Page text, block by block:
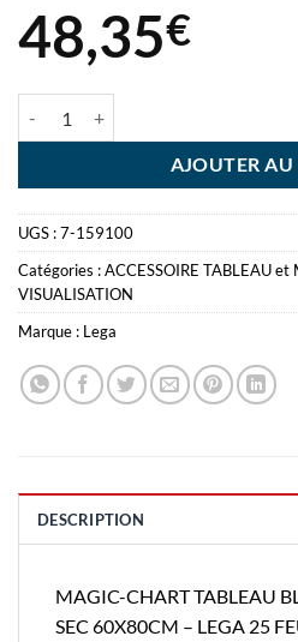
48,35€
AJOUTER AU
UGS :7-159100
Catégories :ACCESSOIRE TABLEAU et
VISUALISATION
Marque : Lega
DESCRIPTION
MAGIC-CHART TABLEAU
SEC 60X80CM – LEGA 25